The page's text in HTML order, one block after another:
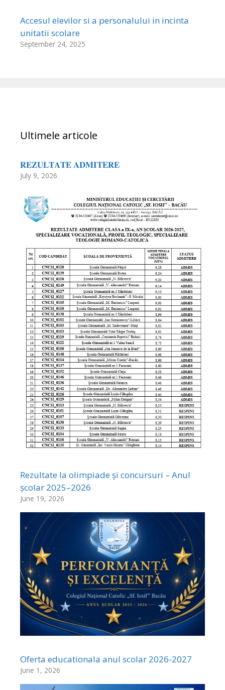
Accesul elevilor si a personalului in incinta
unitatii scolare
September 24, 2025
Ultimele articole
𝐑𝐄𝐙𝐔𝐋𝐓𝐀𝐓𝐄 𝐀𝐃𝐌𝐈𝐓𝐄𝐑𝐄
July 9, 2026
Rezultate la olimpiade și concursuri – Anul
școlar 2025–2026
June 19, 2026
Oferta educationala anul scolar 2026-2027
June 1, 2026